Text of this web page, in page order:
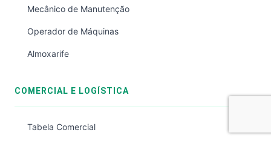
Mecânico de Manutenção
Operador de Máquinas
Almoxarife
COMERCIAL E LOGÍSTICA
Tabela Comercial